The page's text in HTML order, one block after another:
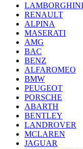
LAMBORGHINI
RENAULT
ALPINA
MASERATI
AMG
BAC
BENZ
ALFAROMEO
BMW
PEUGEOT
PORSCHE
ABARTH
BENTLEY
LANDROVER
MCLAREN
JAGUAR